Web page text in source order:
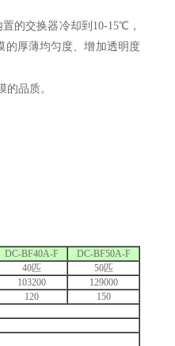
的交换器冷却到10-15℃，
的厚薄均匀度、增加透明度
品质。
DC-BF40A-F
DC-BF50A-F
40匹
50匹
103200
129000
120
150